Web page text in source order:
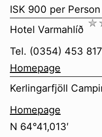
ISK 900 per Person
Hotel Varmahlíð
Tel. (0354) 453
Homepage
Kerlingarfjöll
Homepage
N 64°41,013′